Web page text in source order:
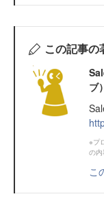
この記事の
ブ）
※プ
の
こ